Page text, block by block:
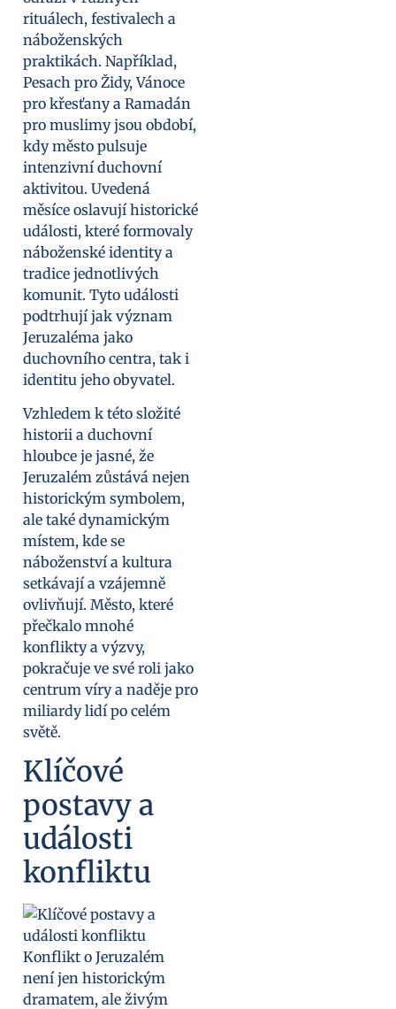
rituálech, festivalech a
náboženských
praktikách. Například,
Pesach pro Židy, Vánoce
pro křesťany a Ramadán
pro muslimy jsou období,
kdy město pulsuje
intenzivní duchovní
aktivitou. Uvedená
měsíce oslavují historické
události, které formovaly
náboženské identity a
tradice jednotlivých
komunit. Tyto události
podtrhují jak význam
Jeruzaléma jako
duchovního centra, tak i
identitu jeho obyvatel.
Vzhledem k této složité
historii a duchovní
hloubce je jasné, že
Jeruzalém zůstává nejen
historickým symbolem,
ale také dynamickým
místem, kde se
náboženství a kultura
setkávají a vzájemně
ovlivňují. Město, které
přečkalo mnohé
konflikty a výzvy,
pokračuje ve své roli jako
centrum víry a naděje pro
miliardy lidí po celém
světě.
Klíčové
postavy a
události
konfliktu
Konflikt o Jeruzalém
není jen historickým
dramatem, ale živým